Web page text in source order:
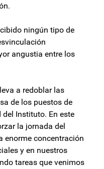
ningún tipo de
angustia entre los
a redoblar las
de los puestos de
Instituto. En este
la jornada del
enorme concentración
y en nuestros
tareas que venimos